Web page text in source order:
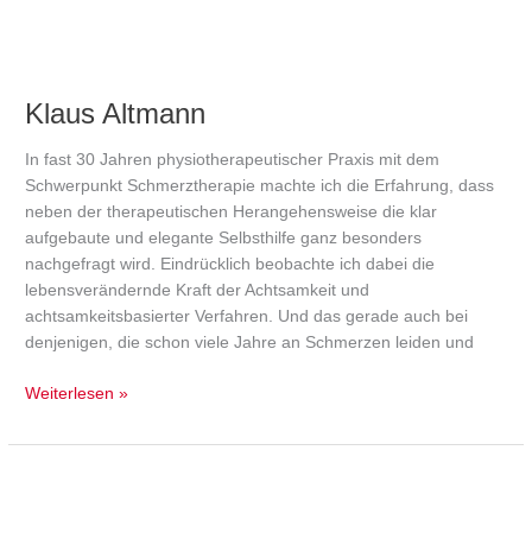
Klaus Altmann
In fast 30 Jahren physiotherapeutischer Praxis mit dem
Schwerpunkt Schmerztherapie machte ich die Erfahrung, dass
neben der therapeutischen Herangehensweise die klar
aufgebaute und elegante Selbsthilfe ganz besonders
nachgefragt wird. Eindrücklich beobachte ich dabei die
lebensverändernde Kraft der Achtsamkeit und
achtsamkeitsbasierter Verfahren. Und das gerade auch bei
denjenigen, die schon viele Jahre an Schmerzen leiden und
Weiterlesen »